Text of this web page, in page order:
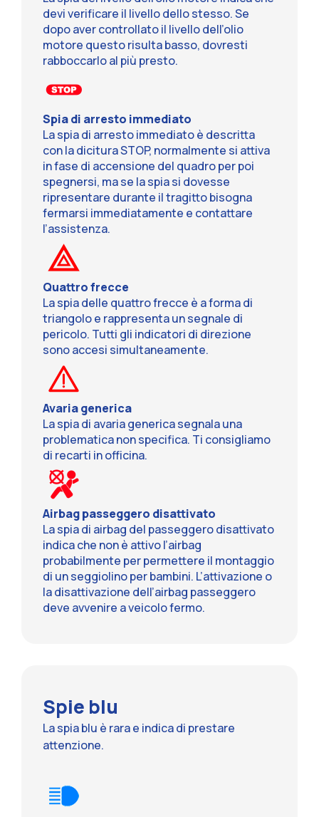
devi verificare il livello dello stesso. Se
dopo aver controllato il livello dell’olio
motore questo risulta basso, dovresti
rabboccarlo al più presto.
Spia di arresto immediato
La spia di arresto immediato è descritta
con la dicitura STOP, normalmente si attiva
in fase di accensione del quadro per poi
spegnersi, ma se la spia si dovesse
ripresentare durante il tragitto bisogna
fermarsi immediatamente e contattare
l’assistenza.
Quattro frecce
La spia delle quattro frecce è a forma di
triangolo e rappresenta un segnale di
pericolo. Tutti gli indicatori di direzione
sono accesi simultaneamente.
Avaria generica
La spia di avaria generica segnala una
problematica non specifica. Ti consigliamo
di recarti in officina.
Airbag passeggero disattivato
La spia di airbag del passeggero disattivato
indica che non è attivo l’airbag
probabilmente per permettere il montaggio
di un seggiolino per bambini. L’attivazione o
la disattivazione dell’airbag passeggero
deve avvenire a veicolo fermo.
Spie blu
La spia blu è rara e indica di prestare
attenzione.